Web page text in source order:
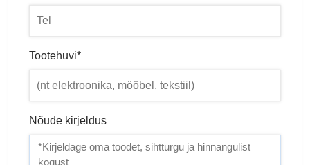
Tootehuvi*
Nõude kirjeldus